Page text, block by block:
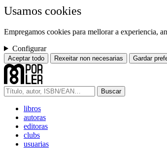
Usamos cookies
Empregamos cookies para mellorar a experiencia,
Configurar
Aceptar todo Rexeitar non necesarias Gardar
Buscar
libros
autoras
editoras
clubs
usuarias